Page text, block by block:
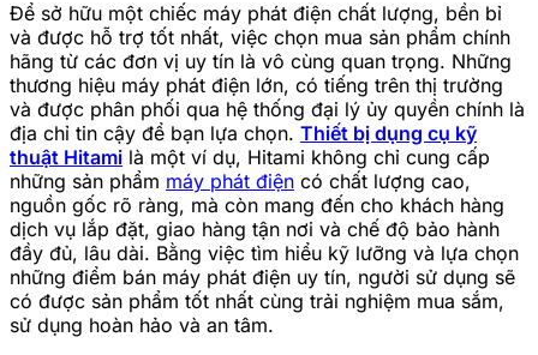
Để sở hữu một chiếc máy phát điện chất lượng, bền bỉ
và được hỗ trợ tốt nhất, việc chọn mua sản phẩm chính
hãng từ các đơn vị uy tín là vô cùng quan trọng. Những
thương hiệu máy phát điện lớn, có tiếng trên thị trường
và được phân phối qua hệ thống đại lý ủy quyền chính là
địa chỉ tin cậy để bạn lựa chọn. Thiết bị dụng cụ kỹ
thuật Hitami là một ví dụ, Hitami không chỉ cung cấp
những sản phẩm máy phát điện có chất lượng cao,
nguồn gốc rõ ràng, mà còn mang đến cho khách hàng
dịch vụ lắp đặt, giao hàng tận nơi và chế độ bảo hành
đầy đủ, lâu dài. Bằng việc tìm hiểu kỹ lưỡng và lựa chọn
những điểm bán máy phát điện uy tín, người sử dụng sẽ
có được sản phẩm tốt nhất cùng trải nghiệm mua sắm,
sử dụng hoàn hảo và an tâm.